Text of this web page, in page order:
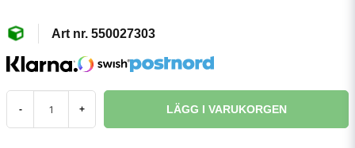
550027303
- + LÄGG I VARUKORGEN